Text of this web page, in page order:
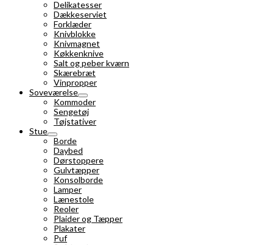
Delikatesser
Dækkeserviet
Forklæder
Knivblokke
Knivmagnet
Køkkenknive
Salt og peber kværn
Skærebræt
Vinpropper
Soveværelse
Kommoder
Sengetøj
Tøjstativer
Stue
Borde
Daybed
Dørstoppere
Gulvtæpper
Konsolborde
Lamper
Lænestole
Reoler
Plaider og Tæpper
Plakater
Puf